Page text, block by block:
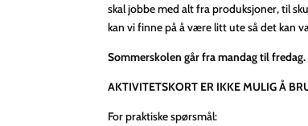
skal jobbe med alt fra produksjoner, til
kan vi finne på å være litt ute så det kan
Sommerskolen går fra mandag til fredag.
AKTIVITETSKORT ER IKKE MULIG Å
For praktiske spørsmål: